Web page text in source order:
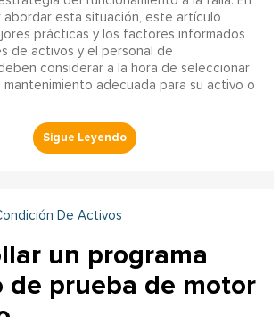
abordar esta situación, este artículo
prácticas y los factores informados
de activos y el personal de
considerar a la hora de seleccionar
mantenimiento adecuada para su activo o
De Activos
un programa
de prueba de motor